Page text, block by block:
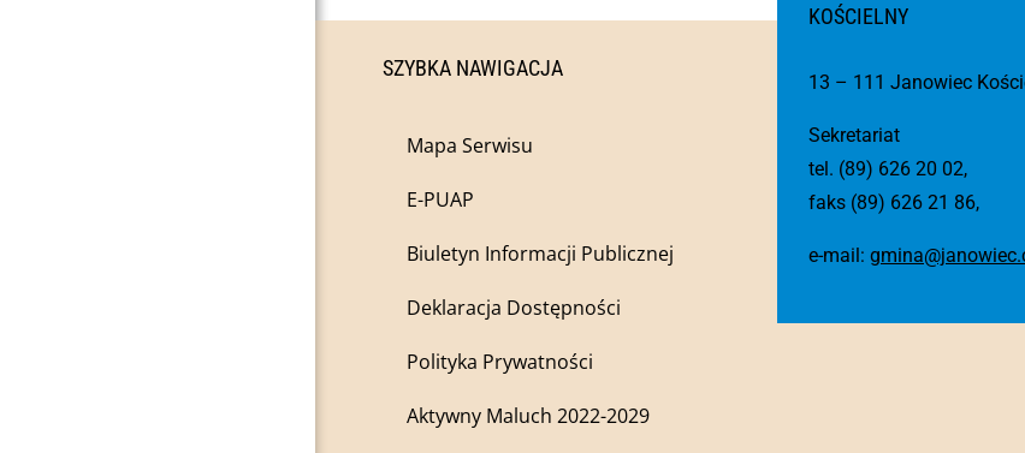
SZYBKA NAWIGACJA
Mapa Serwisu
E-PUAP
Biuletyn Informacji Publicznej
Deklaracja Dostępności
Polityka Prywatności
Aktywny Maluch 2022-2029
KOŚCIELNY
13 – 111 Janowiec
Sekretariat
tel. (89) 626 20 02,
faks (89) 626 21 86,
e-mail: